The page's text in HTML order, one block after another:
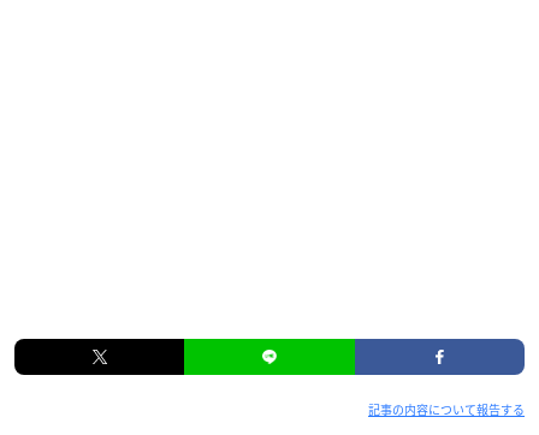
記事の内容について報告する